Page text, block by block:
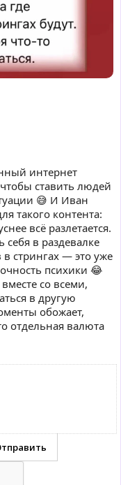
интернет
ставить людей
😅 И Иван
такого контента:
всё разлетается.
себя в раздевалке
стрингах — это уже
психики 😂
со всеми,
в другую
обожает,
отдельная валюта